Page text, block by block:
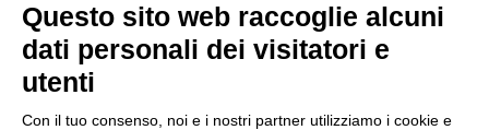
Importo netto (€):
Questo sito web raccoglie alcuni
dati personali dei visitatori e
utenti
Con il tuo consenso, noi e i nostri partner utilizziamo i cookie e